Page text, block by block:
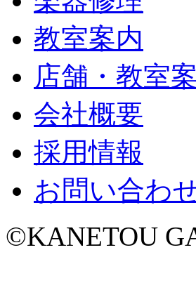
教室案内
店舗・教室
会社概要
採用情報
お問い合わ
©KANETOU